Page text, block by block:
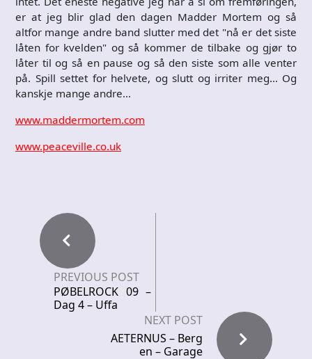
er at jeg blir glad den dagen Madder Mortem og så
altfor mange andre band slutter med det "nå er det siste
låten for kvelden" og så kommer de tilbake og gjør to
låter til og så en pause og så den siste som alle venter
på. Spill settet for helvete, og slutt og irriter meg… Og
kanskje mange andre…
www.maddermortem.com
www.peaceville.co.uk
PREVIOUS POST
PØBELROCK 09 –
Dag 4 – Uffa
NEXT POST
AETERNUS – Berg
en – Garage